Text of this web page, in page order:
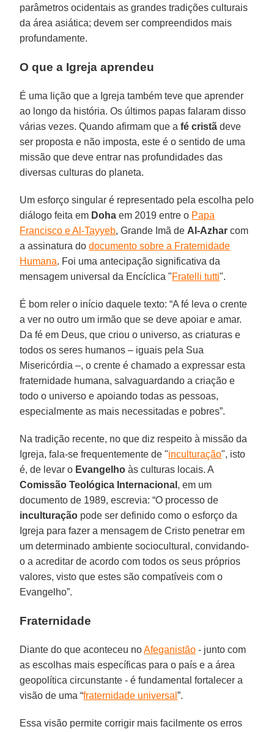
parâmetros ocidentais as grandes tradições culturais
da área asiática; devem ser compreendidos mais
profundamente.
O que a Igreja aprendeu
É uma lição que a Igreja também teve que aprender
ao longo da história. Os últimos papas falaram disso
várias vezes. Quando afirmam que afé cristã deve
ser proposta e não imposta, este é o sentido de uma
missão que deve entrar nas profundidades das
diversas culturas do planeta.
Um esforço singular é representado pela escolha pelo
diálogo feita em Doha em 2019 entre o Papa
Francisco e Al-Tayyeb, Grande Imã de Al-Azhar com
a assinatura dodocumento sobre a Fraternidade
Humana. Foi uma antecipação significativa da
mensagem universal da Encíclica "Fratelli tutti".
É bom reler o início daquele texto: “A fé leva o crente
a ver no outro um irmão que se deve apoiar e amar.
Da fé em Deus, que criou o universo, as criaturas e
todos os seres humanos – iguais pela Sua
Misericórdia –, o crente é chamado a expressar esta
fraternidade humana, salvaguardando a criação e
todo o universo e apoiando todas as pessoas,
especialmente as mais necessitadas e pobres”.
Na tradição recente, no que diz respeito à missão da
Igreja, fala-se frequentemente de "inculturação", isto
é, de levar o Evangelho às culturas locais. A
Comissão Teológica Internacional , em um
documento de 1989, escrevia: “O processo de
inculturação pode ser definido como o esforço da
Igreja para fazer a mensagem de Cristo penetrar em
um determinado ambiente sociocultural, convidando-
o a acreditar de acordo com todos os seus próprios
valores, visto que estes são compatíveis com o
Evangelho”.
Fraternidade
Diante do que aconteceu noAfeganistão - junto com
as escolhas mais específicas para o país e a área
geopolítica circunstante - é fundamental fortalecer a
visão de uma “fraternidade universal”.
Essa visão permite corrigir mais facilmente os erros